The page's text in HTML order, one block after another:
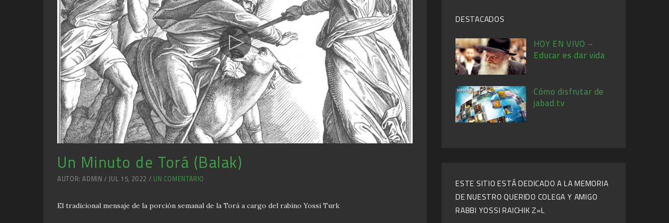
Un Minuto de Torá (Balak)
AUTOR: ADMIN / JUL 15, 2022 / UN COMENTARIO
El tradicional mensaje de la porción semanal de la Torá a cargo del rabino Yossi Turk
DESTACADOS
HOY EN VIVO –
Educar es dar vida
Cómo disfrutar de
jabad.tv
ESTE SITIO ESTÁ DEDICADO A LA MEMORIA
DE NUESTRO QUERIDO COLEGA Y AMIGO
RABBI YOSSI RAICHIK Z»L